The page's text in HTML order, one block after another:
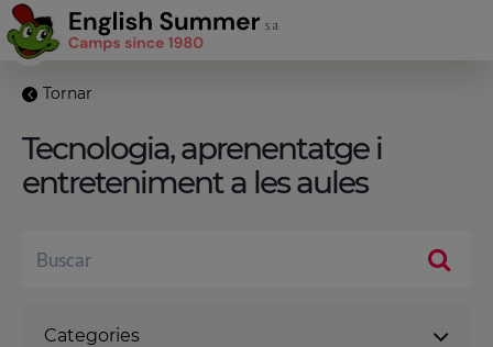
Tornar
Tecnologia, aprenentatge i
entreteniment a les aules
Categories